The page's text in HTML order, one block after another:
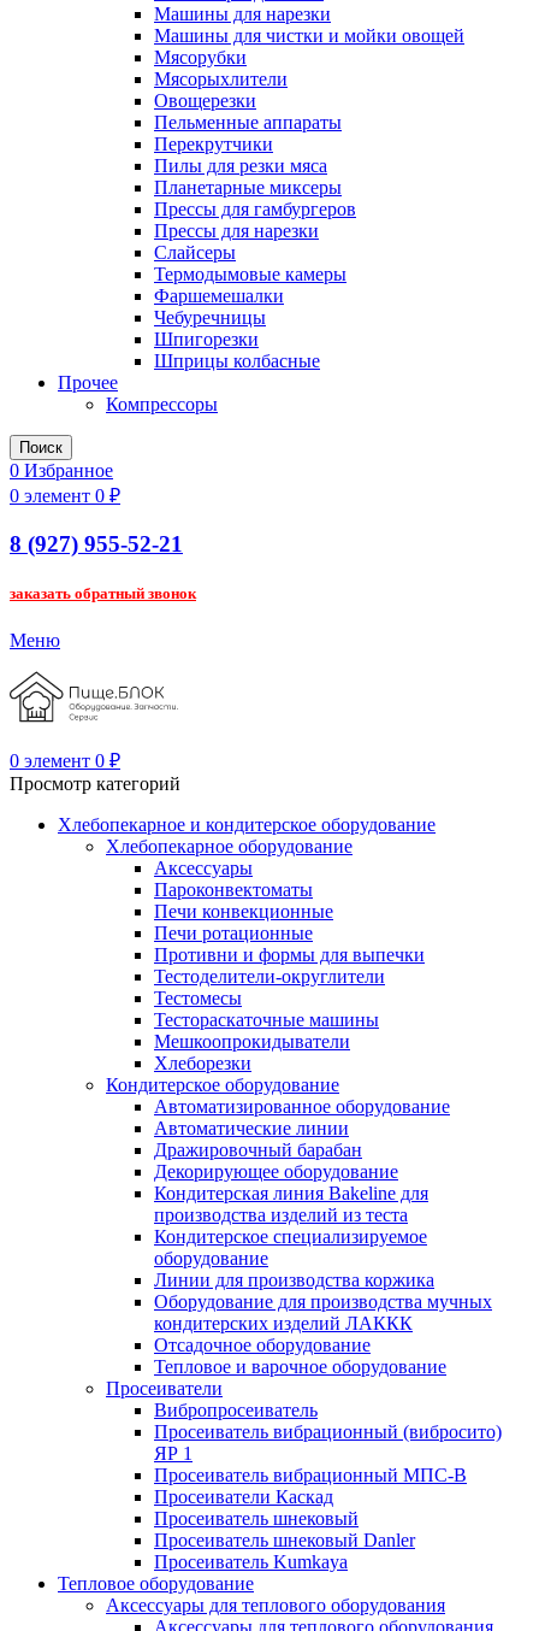
Машины для нарезки
Машины для чистки и мойки овощей
Мясорубки
Мясорыхлители
Овощерезки
Пельменные аппараты
Перекрутчики
Пилы для резки мяса
Планетарные миксеры
Прессы для гамбургеров
Прессы для нарезки
Слайсеры
Термодымовые камеры
Фаршемешалки
Чебуречницы
Шпигорезки
Шприцы колбасные
Прочее
Компрессоры
Поиск
0 Избранное
0 элемент 0 ₽
8 (927) 955-52-21
заказать обратный звонок
Меню
0 элемент 0 ₽
Просмотр категорий
Хлебопекарное и кондитерское оборудование
Хлебопекарное оборудование
Аксессуары
Пароконвектоматы
Печи конвекционные
Печи ротационные
Противни и формы для выпечки
Тестоделители-округлители
Тестомесы
Тестораскаточные машины
Мешкоопрокидыватели
Хлеборезки
Кондитерское оборудование
Автоматизированное оборудование
Автоматические линии
Дражировочный барабан
Декорирующее оборудование
Кондитерская линия Bakeline для
производства изделий из теста
Кондитерское специализируемое
оборудование
Линии для производства коржика
Оборудование для производства мучных
кондитерских изделий ЛАККК
Отсадочное оборудование
Тепловое и варочное оборудование
Просеиватели
Вибропросеиватель
Просеиватель вибрационный (вибросито)
ЯР 1
Просеиватель вибрационный МПС-В
Просеиватели Каскад
Просеиватель шнековый
Просеиватель шнековый Danler
Просеиватель Kumkaya
Тепловое оборудование
Аксессуары для теплового оборудования
Аксессуары для теплового оборудования